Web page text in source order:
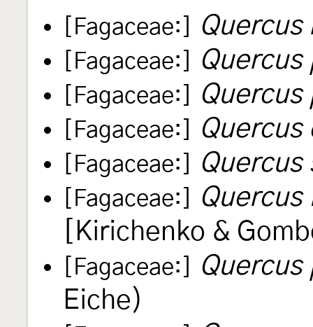
[Fagaceae:] Quercus
[Fagaceae:] Quercus
[Fagaceae:] Quercus
[Fagaceae:] Quercus
[Fagaceae:] Quercus
[Fagaceae:]
Quercus
[Kirichenko &
[Fagaceae:]
Quercus
Eiche)